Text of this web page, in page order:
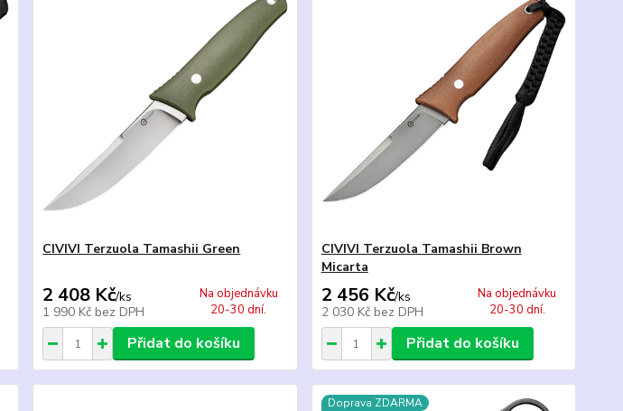
CIVIVI Terzuola Tamashii Green
2 408 Kč/ks
1 990 Kč bez DPH
Na objednávku
20-30 dní.
Přidat do košíku
CIVIVI Terzuola Tamashii Brown
Micarta
2 456 Kč/ks
2 030 Kč bez DPH
Na objednávku
20-30 dní.
Přidat do košíku
Doprava ZDARMA